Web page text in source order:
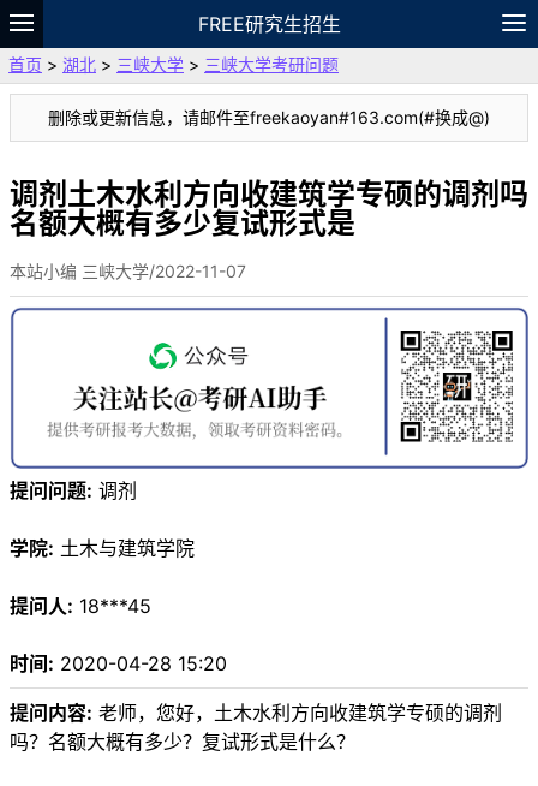
FREE研究生招生
题库
故事 专题 APP 笔记
VIP
资料
首页 > 湖北 > 三峡大学 > 三峡大学考研问题
删除或更新信息，请邮件至freekaoyan#163.com(#换成@)
调剂土木水利方向收建筑学专硕的调剂吗
名额大概有多少复试形式是
本站小编 三峡大学/2022-11-07
提问问题: 调剂
学院: 土木与建筑学院
提问人: 18***45
时间: 2020-04-28 15:20
提问内容: 老师，您好，土木水利方向收建筑学专硕的调剂
吗？名额大概有多少？复试形式是什么？